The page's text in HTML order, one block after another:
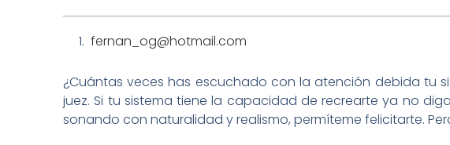
fernan_og@hotmail.com
¿Cuántas veces has escuchado con la atención debida tu
juez. Si tu sistema tiene la capacidad de recrearte ya no
sonando con naturalidad y realismo, permíteme felicitarte.